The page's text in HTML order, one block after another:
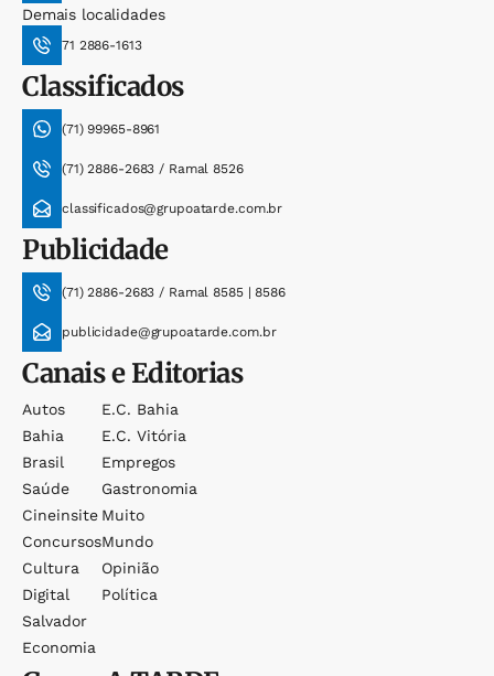
Demais localidades
71 2886-1613
Classificados
(71) 99965-8961
(71) 2886-2683 / Ramal 8526
classificados@grupoatarde.com.br
Publicidade
(71) 2886-2683 / Ramal 8585 | 8586
publicidade@grupoatarde.com.br
Canais e Editorias
Autos
Bahia
Brasil
Saúde
Cineinsite
Concursos
Cultura
Digital
Salvador
Economia
E.c. Bahia
E.c. Vitória
Empregos
Gastronomia
Muito
Mundo
Opinião
Política